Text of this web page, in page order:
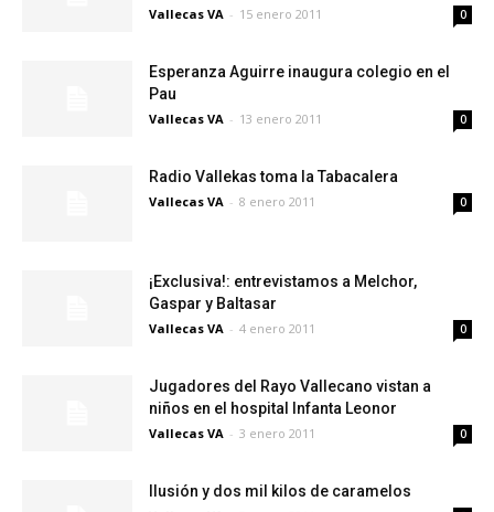
Vallecas VA - 15 enero 2011 0
Esperanza Aguirre inaugura colegio en el
Pau
Vallecas VA - 13 enero 2011 0
Radio Vallekas toma la Tabacalera
Vallecas VA - 8 enero 2011 0
¡Exclusiva!: entrevistamos a Melchor,
Gaspar y Baltasar
Vallecas VA - 4 enero 2011 0
Jugadores del Rayo Vallecano vistan a
niños en el hospital Infanta Leonor
Vallecas VA - 3 enero 2011 0
Ilusión y dos mil kilos de caramelos